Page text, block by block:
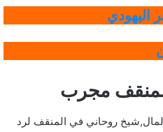
اليهودي
مجرب
روحاني في المنقف لرد